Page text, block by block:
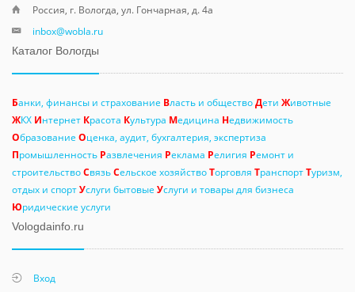
Россия, г. Вологда, ул. Гончарная, д. 4а
inbox@wobla.ru
Каталог Вологды
Банки, финансы и страхование Власть и обществоДети Животные
ЖКХ Интернет Красота Культура Медицина Недвижимость
Образование Оценка, аудит, бухгалтерия, экспертиза
Промышленность Развлечения Реклама Религия Ремонт и
строительствоСвязьСельское хозяйствоТорговля ТранспортТуризм,
отдых и спортУслуги бытовые Услуги и товары для бизнеса
Юридические услуги
Vologdainfo.ru
Вход